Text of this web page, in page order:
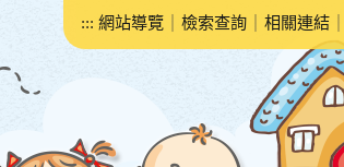
::: 網站導覽 檢索查詢 相關連結